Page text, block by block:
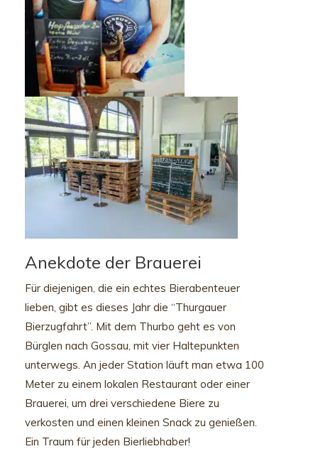
Anekdote der Brauerei
Für diejenigen, die ein echtes Bierabenteuer
lieben, gibt es dieses Jahr die “Thurgauer
Bierzugfahrt”. Mit dem Thurbo geht es von
Bürglen nach Gossau, mit vier Haltepunkten
unterwegs. An jeder Station läuft man etwa 100
Meter zu einem lokalen Restaurant oder einer
Brauerei, um drei verschiedene Biere zu
verkosten und einen kleinen Snack zu genießen.
Ein Traum für jeden Bierliebhaber!